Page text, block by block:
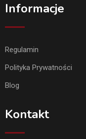
Informacje
Regulamin
Polityka Prywatności
Blog
Kontakt